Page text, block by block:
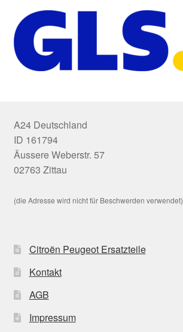
A24 Deutschland
ID 161794
Äussere Weberstr. 57
02763 Zittau
(die Adresse wird nicht für Beschwerden verwendet)
Citroën Peugeot Ersatzteile
Kontakt
AGB
Impressum